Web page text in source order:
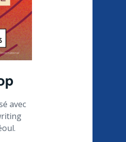
avec